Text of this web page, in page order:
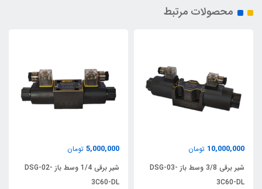
محصولات مرتبط
10,000,000 تومان
شیر برقی 3/8 وسط باز DSG-03-
3C60-DL
5,000,000 تومان
شیر برقی 1/4 وسط باز DSG-02-
3C60-DL